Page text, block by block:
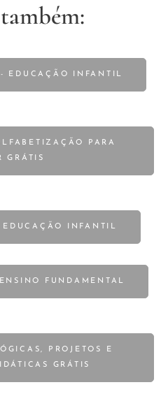
EDUCAÇÃO INFANTIL
PARA
GRÁTIS
EDUCAÇÃO INFANTIL
FUNDAMENTAL
PROJETOS E
GRÁTIS